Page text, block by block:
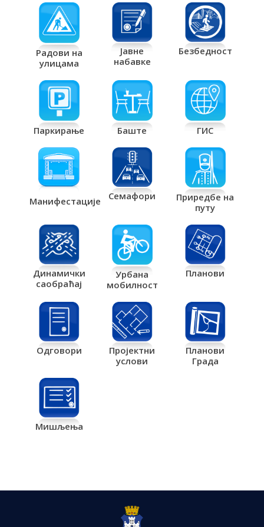
Радови на
улицама
Јавне
набавке
Безбедност
Паркирање Баште ГИС
Манифестације Семафори
Приредбе на
путу
Динамички
саобраћај
Урбана
мобилност
Планови
Одговори
Пројектни
услови
Планови
Града
Мишљења